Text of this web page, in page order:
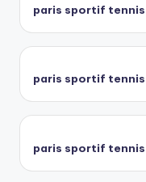
paris sportif tennis
paris sportif tennis
paris sportif tennis